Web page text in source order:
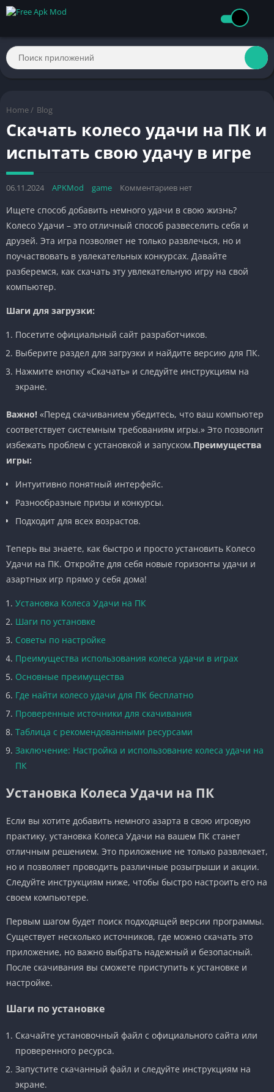
Home / Blog
Скачать колесо удачи на ПК и
испытать свою удачу в игре
06.11.2024 APKMod game Комментариев нет
Ищете способ добавить немного удачи в свою жизнь?
Колесо Удачи – это отличный способ развеселить себя и
друзей. Эта игра позволяет не только развлечься, но и
поучаствовать в увлекательных конкурсах. Давайте
разберемся, как скачать эту увлекательную игру на свой
компьютер.
Шаги для загрузки:
Посетите официальный сайт разработчиков.
Выберите раздел для загрузки и найдите версию для ПК.
Нажмите кнопку «Скачать» и следуйте инструкциям на
экране.
Важно! «Перед скачиванием убедитесь, что ваш компьютер
соответствует системным требованиям игры.» Это позволит
избежать проблем с установкой и запуском.Преимущества
игры:
Интуитивно понятный интерфейс.
Разнообразные призы и конкурсы.
Подходит для всех возрастов.
Теперь вы знаете, как быстро и просто установить Колесо
Удачи на ПК. Откройте для себя новые горизонты удачи и
азартных игр прямо у себя дома!
Установка Колеса Удачи на ПК
Шаги по установке
Советы по настройке
Преимущества использования колеса удачи в играх
Основные преимущества
Где найти колесо удачи для ПК бесплатно
Проверенные источники для скачивания
Таблица с рекомендованными ресурсами
Заключение: Настройка и использование колеса удачи на
ПК
Установка Колеса Удачи на ПК
Если вы хотите добавить немного азарта в свою игровую
практику, установка Колеса Удачи на вашем ПК станет
отличным решением. Это приложение не только развлекает,
но и позволяет проводить различные розыгрыши и акции.
Следуйте инструкциям ниже, чтобы быстро настроить его на
своем компьютере.
Первым шагом будет поиск подходящей версии программы.
Существует несколько источников, где можно скачать это
приложение, но важно выбрать надежный и безопасный.
После скачивания вы сможете приступить к установке и
настройке.
Шаги по установке
Скачайте установочный файл с официального сайта или
проверенного ресурса.
Запустите скачанный файл и следуйте инструкциям на
экране.